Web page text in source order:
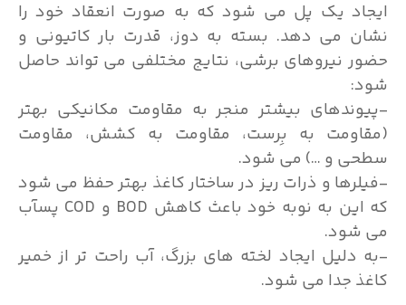
ایجاد یک پل می شود که به صورت انعقاد خود را
نشان می دهد. بسته به دوز، قدرت بار کاتیونی و
حضور نیروهای برشی، نتایج مختلفی می تواند حاصل
شود:
-پیوندهای بیشتر منجر به مقاومت مکانیکی بهتر
(مقاومت به بِرست، مقاومت به کشش، مقاومت
سطحی و …) می شود.
-فیلرها و ذرات ریز در ساختار کاغذ بهتر حفظ می شود
که این به نوبه خود باعث کاهش BOD و COD پسآب
می شود.
-به دلیل ایجاد لخته های بزرگ، آب راحت تر از خمیر
کاغذ جدا می شود.